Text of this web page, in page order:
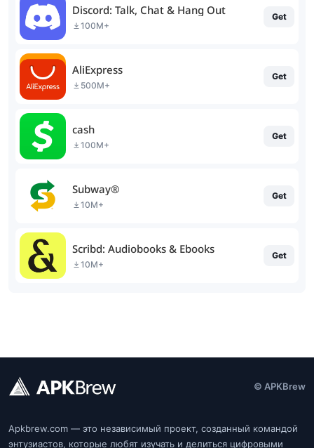
Discord: Talk, Chat & Hang Out
100M+
Get
AliExpress
500M+
Get
cash
100M+
Get
Subway®
10M+
Get
Scribd: Audiobooks & Ebooks
10M+
Get
© APKBrew
Apkbrew.com — это независимый проект, созданный командой
энтузиастов, которые любят изучать и делиться цифровыми